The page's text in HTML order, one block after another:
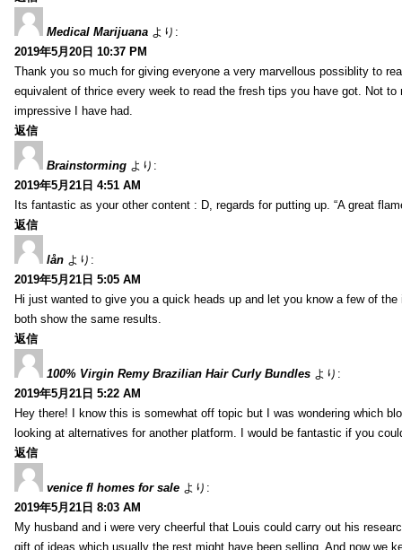
Medical Marijuana より:
2019年5月20日 10:37 PM
Thank you so much for giving everyone a very marvellous possiblity to
equivalent of thrice every week to read the fresh tips you have got. Not
impressive I have had.
返信
Brainstorming より:
2019年5月21日 4:51 AM
Its fantastic as your other content : D, regards for putting up. “A great
返信
lån より:
2019年5月21日 5:05 AM
Hi just wanted to give you a quick heads up and let you know a few of
both show the same results.
返信
100% Virgin Remy Brazilian Hair Curly Bundles より:
2019年5月21日 5:22 AM
Hey there! I know this is somewhat off topic but I was wondering which
looking at alternatives for another platform. I would be fantastic if you
返信
venice fl homes for sale より:
2019年5月21日 8:03 AM
My husband and i were very cheerful that Louis could carry out his
gift of ideas which usually the rest might have been selling. And now we